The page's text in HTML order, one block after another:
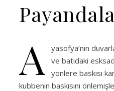
A
yasofya’nın
ve batıdaki
yönlere baskısı
kubbenin baskısını